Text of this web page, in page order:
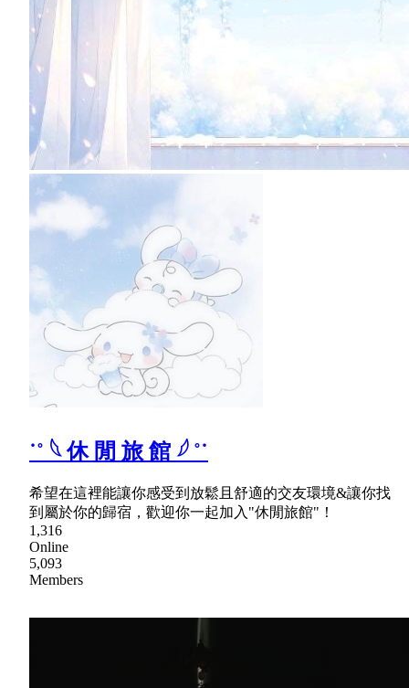
˙˚ 𓆩 休 閒 旅 館 𓆪 ˚˙
希望在這裡能讓你感受到放鬆且舒適的交友環境&讓你找
到屬於你的歸宿，歡迎你一起加入"休閒旅館"！
1,316
Online
5,093
Members